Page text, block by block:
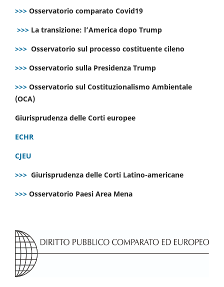
>>> Osservatorio comparato Covid19
>>> La transizione: l’America dopo Trump
>>> Osservatorio sul processo costituente cileno
>>> Osservatorio sulla Presidenza Trump
>>> Osservatorio sul Costituzionalismo Ambientale
(OCA)
Giurisprudenza delle Corti europee
ECHR
CJEU
>>> Giurisprudenza delle Corti Latino-americane
>>> Osservatorio Paesi Area Mena